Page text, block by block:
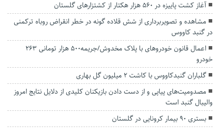
آغاز کشت پاییزه در ۵۶۰ هزار هکتار از کشتزارهای گلستان
مشاهده و تصویربرداری از شش قلاده گونه در خطر انقراض روباه ترکمنی
در گنبد کاووس
اعمال قانون خودروهای با پلاک مخدوش/جریمه۵۰۰ هزار تومانی ۲۶۳
خودرو
گلباران گنبدکاووس با کاشت ۲ میلیون گل بهاری
مصدومیت‌های پیاپی‌ و از دست دادن بازیکنان کلیدی از دلایل نتایج امروز
والیبال گنبد است
بستری ۹۰ بیمار کرونایی در گلستان